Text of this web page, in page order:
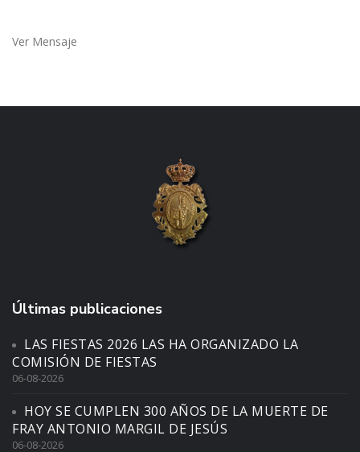
Ver Mensaje
Últimas publicaciones
LAS FIESTAS 2026 LAS HA ORGANIZADO LA
COMISIÓN DE FIESTAS
06-08-2026
HOY SE CUMPLEN 300 AÑOS DE LA MUERTE DE
FRAY ANTONIO MARGIL DE JESÚS
06-08-2026